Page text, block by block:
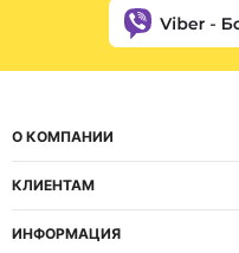
О КОМПАНИИ
КЛИЕНТАМ
ИНФОРМАЦИЯ